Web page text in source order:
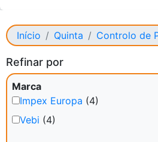
Início Quinta Controlo de
Refinar por
Marca
Impex Europa (4)
Vebi (4)